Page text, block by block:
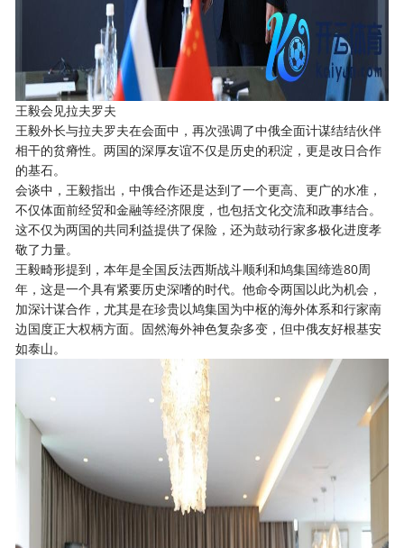
王毅会见拉夫罗夫
王毅外长与拉夫罗夫在会面中，再次强调了中俄全面计谋结结伙伴
相干的贫瘠性。两国的深厚友谊不仅是历史的积淀，更是改日合作
的基石。
会谈中，王毅指出，中俄合作还是达到了一个更高、更广的水准，
不仅体面前经贸和金融等经济限度，也包括文化交流和政事结合。
这不仅为两国的共同利益提供了保险，还为鼓动行家多极化进度孝
敬了力量。
王毅畸形提到，本年是全国反法西斯战斗顺利和鸠集国缔造80周
年，这是一个具有紧要历史深嗜的时代。他命令两国以此为机会，
加深计谋合作，尤其是在珍贵以鸠集国为中枢的海外体系和行家南
边国度正大权柄方面。固然海外神色复杂多变，但中俄友好根基安
如泰山。